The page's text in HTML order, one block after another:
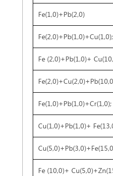
Fe(1,0)+Pb(2,0)
Fe(2,0)+Pb(1,0)+Cu(1,0);
Fe (2,0)+Pb(1,0)+
Fe(1,0)+Pb(1,0)+Cr(1,0);
Cu(1,0)+Pb(1,0)+
Fe (10,0)+